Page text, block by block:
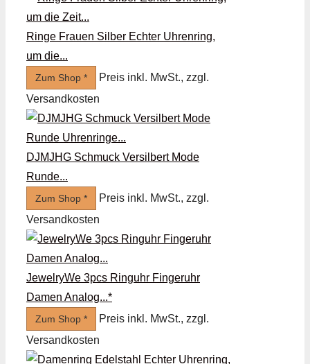
Ringe Frauen Silber Echter Uhrenring,
um die...
Zum Shop *
Preis inkl. MwSt., zzgl.
Versandkosten
DJMJHG Schmuck Versilbert Mode
Runde...
Zum Shop *
Preis inkl. MwSt., zzgl.
Versandkosten
JewelryWe 3pcs Ringuhr Fingeruhr
Damen Analog...*
Zum Shop *
Preis inkl. MwSt., zzgl.
Versandkosten